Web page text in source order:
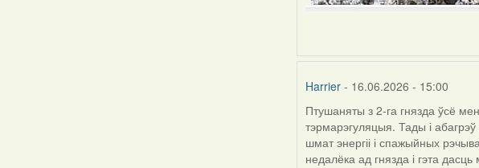
Harrier - 16.06.2026 - 15:00
Птушаняты з 2-га гнязда ўсё
тэрмарэгуляцыя. Тады і
шмат энергіі і спажыйных
недалёка ад гнязда і гэта